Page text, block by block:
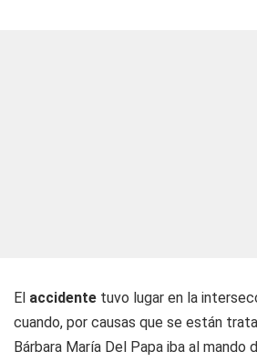
El accidente tuvo lugar en la
cuando, por causas que se están
Bárbara María Del Papa iba al mando